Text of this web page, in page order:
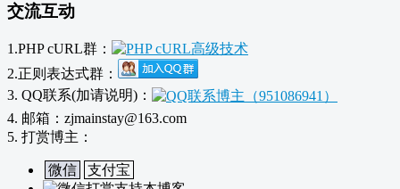
交流互动
1.PHP cURL群：
2.正则表达式群：
3. QQ联系(加请说明)：
4. 邮箱：zjmainstay@163.com
5. 打赏博主：
微信 支付宝